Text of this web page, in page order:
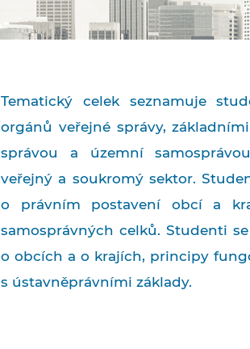
Tematický celek seznamuje
orgánů veřejné správy,
správou a územní
veřejný a soukromý sektor.
o právním postavení obcí a
samosprávných celků. Studenti
o obcích a o krajích, principy
s ústavněprávními základy.